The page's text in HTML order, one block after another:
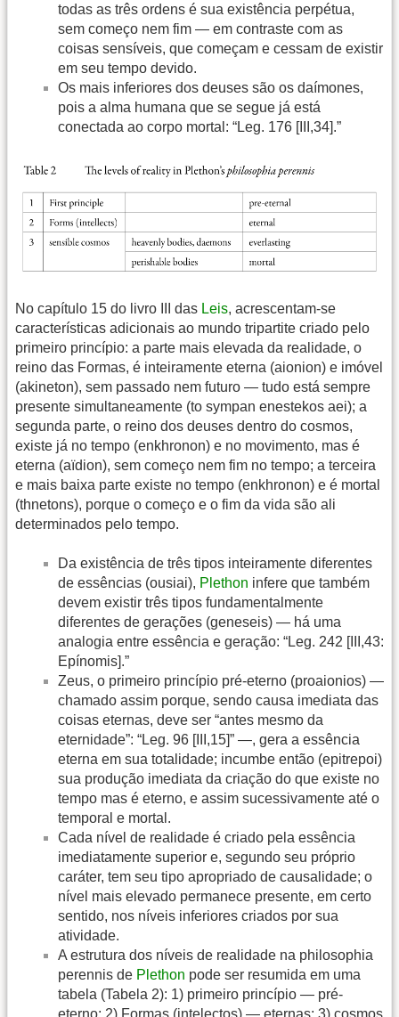
todas as três ordens é sua existência perpétua,
sem começo nem fim — em contraste com as
coisas sensíveis, que começam e cessam de existir
em seu tempo devido.
Os mais inferiores dos deuses são os daímones,
pois a alma humana que se segue já está
conectada ao corpo mortal: “Leg. 176 [III,34].”
No capítulo 15 do livro III das Leis, acrescentam-se
características adicionais ao mundo tripartite criado pelo
primeiro princípio: a parte mais elevada da realidade, o
reino das Formas, é inteiramente eterna (aionion) e imóvel
(akineton), sem passado nem futuro — tudo está sempre
presente simultaneamente (to sympan enestekos aei); a
segunda parte, o reino dos deuses dentro do cosmos,
existe já no tempo (enkhronon) e no movimento, mas é
eterna (aïdion), sem começo nem fim no tempo; a terceira
e mais baixa parte existe no tempo (enkhronon) e é mortal
(thnetons), porque o começo e o fim da vida são ali
determinados pelo tempo.
Da existência de três tipos inteiramente diferentes
de essências (ousiai), Plethon infere que também
devem existir três tipos fundamentalmente
diferentes de gerações (geneseis) — há uma
analogia entre essência e geração: “Leg. 242 [III,43:
Epínomis].”
Zeus, o primeiro princípio pré-eterno (proaionios) —
chamado assim porque, sendo causa imediata das
coisas eternas, deve ser “antes mesmo da
eternidade”: “Leg. 96 [III,15]” —, gera a essência
eterna em sua totalidade; incumbe então (epitrepoi)
sua produção imediata da criação do que existe no
tempo mas é eterno, e assim sucessivamente até o
temporal e mortal.
Cada nível de realidade é criado pela essência
imediatamente superior e, segundo seu próprio
caráter, tem seu tipo apropriado de causalidade; o
nível mais elevado permanece presente, em certo
sentido, nos níveis inferiores criados por sua
atividade.
A estrutura dos níveis de realidade na philosophia
perennis de Plethon pode ser resumida em uma
tabela (Tabela 2): 1) primeiro princípio — pré-